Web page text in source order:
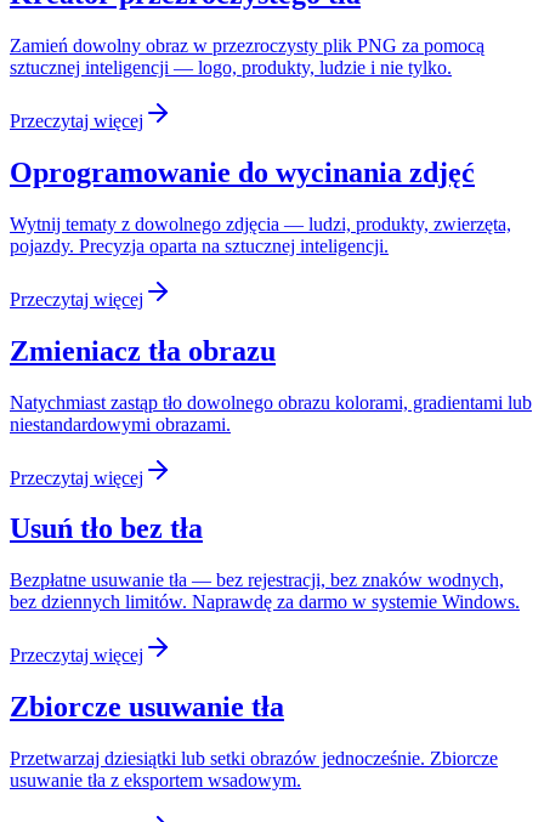
Zamień dowolny obraz w przezroczysty plik PNG za pomocą
sztucznej inteligencji — logo, produkty, ludzie i nie tylko.
Przeczytaj więcej
Oprogramowanie do wycinania zdjęć
Wytnij tematy z dowolnego zdjęcia — ludzi, produkty, zwierzęta,
pojazdy. Precyzja oparta na sztucznej inteligencji.
Przeczytaj więcej
Zmieniacz tła obrazu
Natychmiast zastąp tło dowolnego obrazu kolorami, gradientami lub
niestandardowymi obrazami.
Przeczytaj więcej
Usuń tło bez tła
Bezpłatne usuwanie tła — bez rejestracji, bez znaków wodnych,
bez dziennych limitów. Naprawdę za darmo w systemie Windows.
Przeczytaj więcej
Zbiorcze usuwanie tła
Przetwarzaj dziesiątki lub setki obrazów jednocześnie. Zbiorcze
usuwanie tła z eksportem wsadowym.